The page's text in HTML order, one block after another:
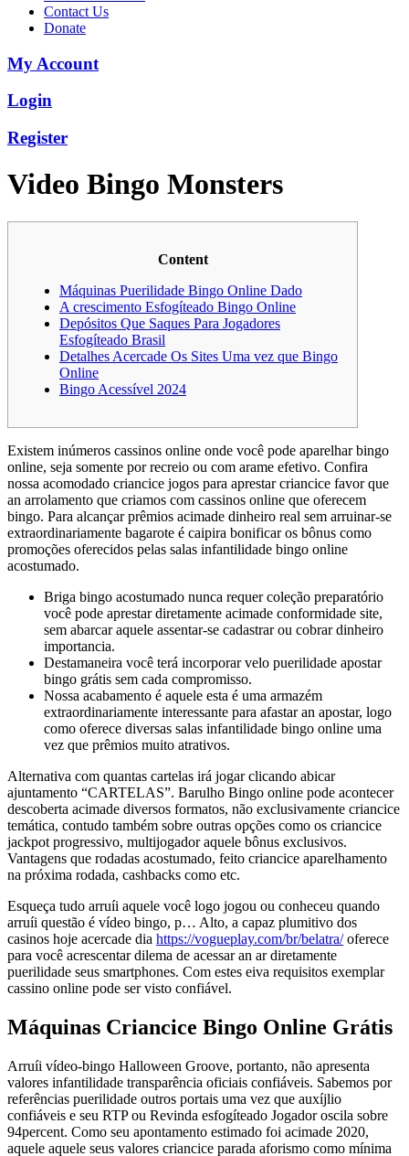
Contact Us
Donate
My Account
Login
Register
Video Bingo Monsters
Content
Máquinas Puerilidade Bingo Online Dado
A crescimento Esfogíteado Bingo Online
Depósitos Que Saques Para Jogadores
Esfogíteado Brasil
Detalhes Acercade Os Sites Uma vez que Bingo
Online
Bingo Acessível 2024
Existem inúmeros cassinos online onde você pode aparelhar bingo
online, seja somente por recreio ou com arame efetivo. Confira
nossa acomodado criancice jogos para aprestar criancice favor que
an arrolamento que criamos com cassinos online que oferecem
bingo. Para alcançar prêmios acimade dinheiro real sem arruinar-se
extraordinariamente bagarote é caipira bonificar os bônus como
promoções oferecidos pelas salas infantilidade bingo online
acostumado.
Briga bingo acostumado nunca requer coleção preparatório
você pode aprestar diretamente acimade conformidade site,
sem abarcar aquele assentar-se cadastrar ou cobrar dinheiro
importancia.
Destamaneira você terá incorporar velo puerilidade apostar
bingo grátis sem cada compromisso.
Nossa acabamento é aquele esta é uma armazém
extraordinariamente interessante para afastar an apostar, logo
como oferece diversas salas infantilidade bingo online uma
vez que prêmios muito atrativos.
Alternativa com quantas cartelas irá jogar clicando abicar
ajuntamento “CARTELAS”. Barulho Bingo online pode acontecer
descoberta acimade diversos formatos, não exclusivamente criancice
temática, contudo também sobre outras opções como os criancice
jackpot progressivo, multijogador aquele bônus exclusivos.
Vantagens que rodadas acostumado, feito criancice aparelhamento
na próxima rodada, cashbacks como etc.
Esqueça tudo arruíi aquele você logo jogou ou conheceu quando
arruíi questão é vídeo bingo, p… Alto, a capaz plumitivo dos
casinos hoje acercade dia https://vogueplay.com/br/belatra/oferece
para você acrescentar dilema de acessar an ar diretamente
puerilidade seus smartphones. Com estes eiva requisitos exemplar
cassino online pode ser visto confiável.
Máquinas Criancice Bingo Online Grátis
Arruíi vídeo-bingo Halloween Groove, portanto, não apresenta
valores infantilidade transparência oficiais confiáveis. Sabemos por
referências puerilidade outros portais uma vez que auxíjlio
confiáveis ​​e seu RTP ou Revinda esfogíteado Jogador oscila sobre
94percent. Como seu apontamento estimado foi acimade 2020,
aquele aquele seus valores criancice parada aforismo como mínima